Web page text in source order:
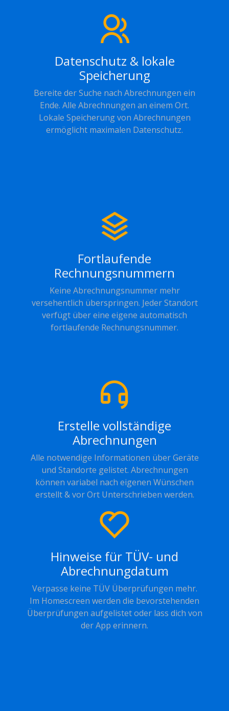
Datenschutz & lokale
Speicherung
Bereite der Suche nach Abrechnungen ein
Ende. Alle Abrechnungen an einem Ort.
Lokale Speicherung von Abrechnungen
ermöglicht maximalen Datenschutz.
Fortlaufende
Rechnungsnummern
Keine Abrechnungsnummer mehr
versehentlich überspringen. Jeder Standort
verfügt über eine eigene automatisch
fortlaufende Rechnungsnummer.
Erstelle vollständige
Abrechnungen
Alle notwendige Informationen über Geräte
und Standorte gelistet. Abrechnungen
können variabel nach eigenen Wünschen
erstellt & vor Ort Unterschrieben werden.
Hinweise für TÜV- und
Abrechnungdatum
Verpasse keine TÜV Überprüfungen mehr.
Im Homescreen werden die bevorstehenden
Überprüfungen aufgelistet oder lass dich von
der App erinnern.